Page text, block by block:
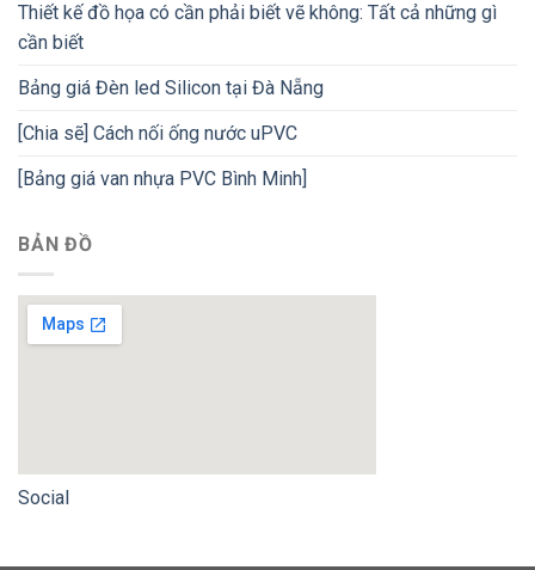
Thiết kế đồ họa có cần phải biết vẽ không: Tất cả những gì
cần biết
Bảng giá Đèn led Silicon tại Đà Nẵng
[Chia sẽ] Cách nối ống nước uPVC
[Bảng giá van nhựa PVC Bình Minh]
BẢN ĐỒ
Social